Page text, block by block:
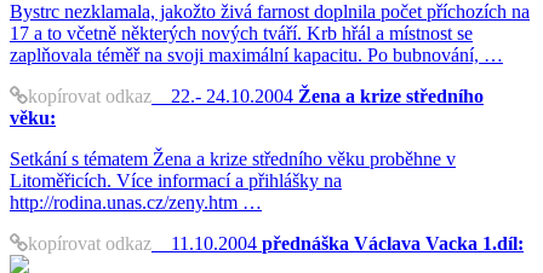
Bystrc nezklamala, jakožto živá farnost doplnila počet příchozích na
17 a to včetně některých nových tváří. Krb hřál a místnost se
zaplňovala téměř na svoji maximální kapacitu. Po bubnování, …
kopírovat odkaz 22.- 24.10.2004 Žena a krize středního
věku:
Setkání s tématem Žena a krize středního věku proběhne v
Litoměřicích. Více informací a přihlášky na
http://rodina.unas.cz/zeny.htm …
kopírovat odkaz 11.10.2004 přednáška Václava Vacka 1.díl: